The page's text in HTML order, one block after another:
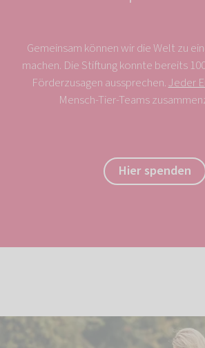
Gemeinsam können wir die Welt zu
machen. Die Stiftung konnte bereits
Förderzusagen aussprechen.Jeder
Mensch-Tier-Teams
Hier spenden